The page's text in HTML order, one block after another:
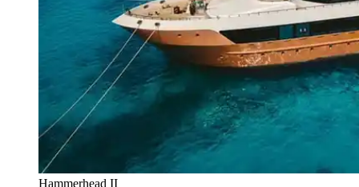
Hammerhead II